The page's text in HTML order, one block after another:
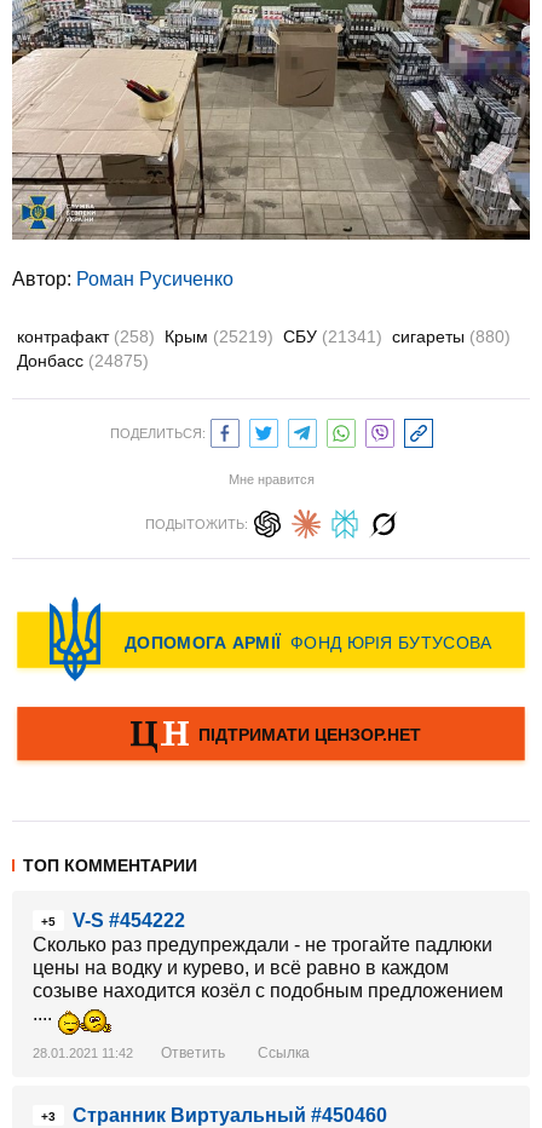
Автор: Роман Русиченко
контрафакт (258) Крым (25219) СБУ (21341) сигареты (880)
Донбасс (24875)
ПОДЕЛИТЬСЯ:
Мне нравится
ПОДЫТОЖИТЬ:
ТОП КОММЕНТАРИИ
+5
V-S #454222
Сколько раз предупреждали - не трогайте падлюки
цены на водку и курево, и всё равно в каждом
созыве находится козёл с подобным предложением
....
28.01.2021 11:42 Ответить Ссылка
+3
Странник Виртуальный #450460